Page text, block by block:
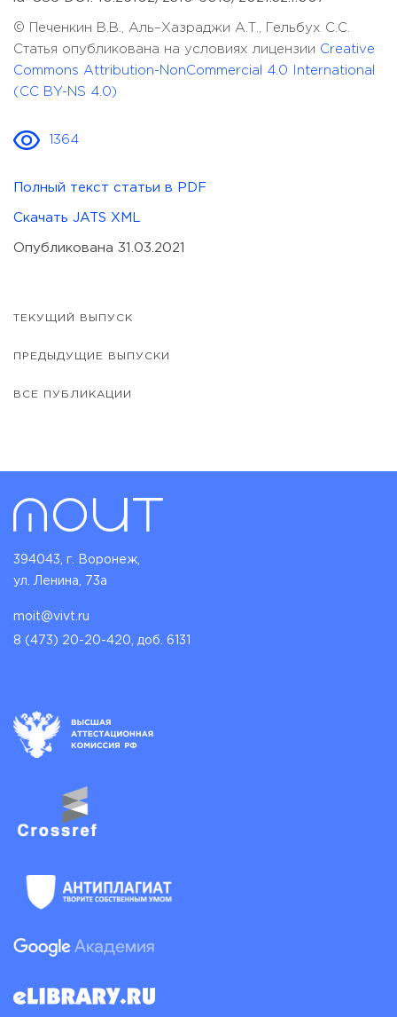
© Печенкин В.В., Аль–Хазраджи А.Т., Гельбух С.С.
Статья опубликована на условиях лицензии Creative
Commons Attribution-NonCommercial 4.0 International
(CC BY-NS 4.0)
1364
Полный текст статьи в PDF
Скачать JATS XML
Опубликована 31.03.2021
ТЕКУЩИЙ ВЫПУСК
ПРЕДЫДУЩИЕ ВЫПУСКИ
ВСЕ ПУБЛИКАЦИИ
394043, г. Воронеж,
ул. Ленина, 73а
moit@vivt.ru
8 (473) 20-20-420, доб. 6131